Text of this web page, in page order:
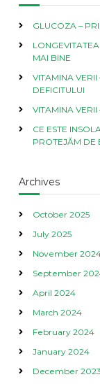
GLUCOZA –
MAI BINE
VITAMINA
DEFICITULUI
VITAMINA
CE ESTE
PROTEJĂM DE
Archives
October 2025
July 2025
November
September
April 2024
March 2024
February 2024
January 2024
December 2023